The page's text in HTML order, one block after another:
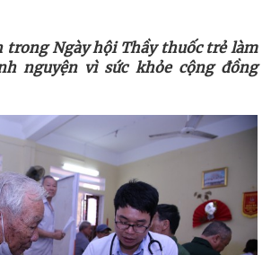
trong Ngày hội Thầy thuốc trẻ làm
nguyện vì sức khỏe cộng đồng